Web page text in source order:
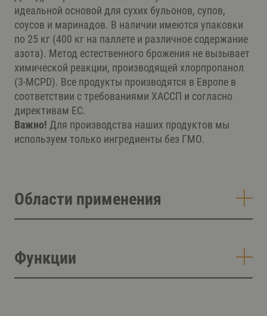
идеальной основой для сухих бульонов, супов,
соусов и маринадов. В наличии имеются упаковки
по 25 кг (400 кг на паллете и различное содержание
азота). Метод естественного брожения не вызывает
химической реакции, производящей хлорпропанол
(3-MCPD). Все продукты производятся в Европе в
соответствии с требованиями ХАССП и согласно
директивам ЕС.
Важно! Для производства наших продуктов мы
используем только ингредиенты без ГМО.
Области применения
Функции